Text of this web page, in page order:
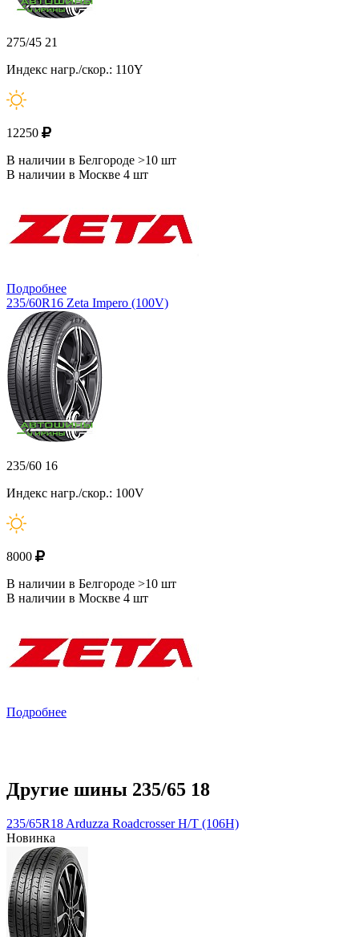
275/45 21
Индекс нагр./скор.: 110Y
12250
В наличии в Белгороде >10 шт
В наличии в Москве 4 шт
Подробнее
235/60R16 Zeta Impero (100V)
235/60 16
Индекс нагр./скор.: 100V
8000
В наличии в Белгороде >10 шт
В наличии в Москве 4 шт
Подробнее
Другие шины 235/65 18
235/65R18 Arduzza Roadcrosser H/T (106H)
Новинка